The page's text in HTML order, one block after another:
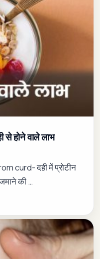
वाले लाभ
curd- दही में प्रोटीन
की …